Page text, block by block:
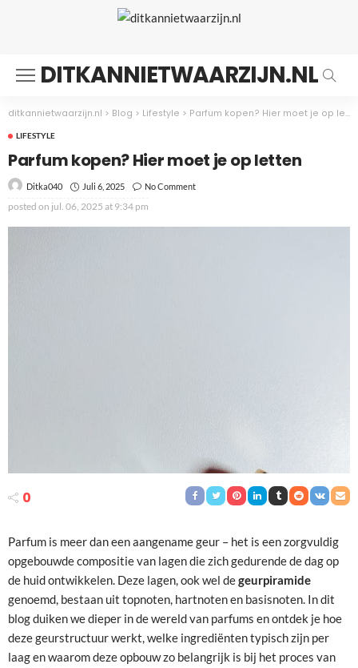
DITKANNIETWAARZIJN.NL
ditkannietwaarzijn.nl > Blog > Lifestyle > Parfum kopen? Hier moet je op letten
LIFESTYLE
Parfum kopen? Hier moet je op letten
Ditka040 Juli 6, 2025 No Comment
posted on jul. 06, 2025 at 9:34 pm
0
Parfum is meer dan een aangename geur – het is een zorgvuldig
opgebouwde compositie van lagen die zich gedurende de dag op
de huid ontwikkelen. Deze lagen, ook wel degeurpiramide
genoemd, bestaan uit topnoten, hartnoten en basisnoten. In dit
blog duiken we dieper in de wereld van parfums en ontdek je hoe
deze geurstructuur werkt, welke ingrediënten typisch zijn per
laag en waarom deze opbouw zo belangrijk is bij het proces van